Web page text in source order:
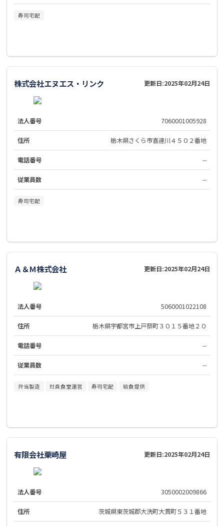
寿司宅配
株式会社エヌエス・リンク 更新日:2025年02月24日
法人番号 7060001005928
住所 栃木県さくら市喜連川４５０２番地
電話番号 --
従業員数 --
寿司宅配
Ａ＆Ｍ株式会社 更新日:2025年02月24日
法人番号 5060001022108
住所 栃木県宇都宮市上戸祭町３０１５番地２０
電話番号 --
従業員数 --
弁当製造 社員食堂運営 寿司宅配 給食提供
有限会社栗崎屋 更新日:2025年02月24日
法人番号 3050002009866
住所 茨城県東茨城郡大洗町大貫町５３１番地